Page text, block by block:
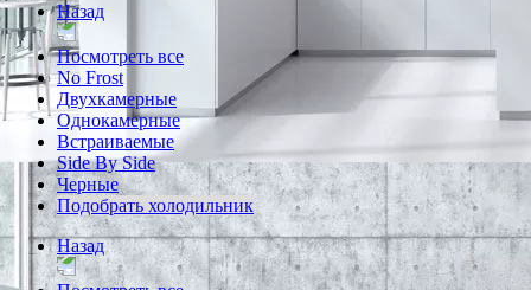
Назад
Посмотреть все
No Frost
Двухкамерные
Однокамерные
Встраиваемые
Side By Side
Черные
Подобрать холодильник
Назад